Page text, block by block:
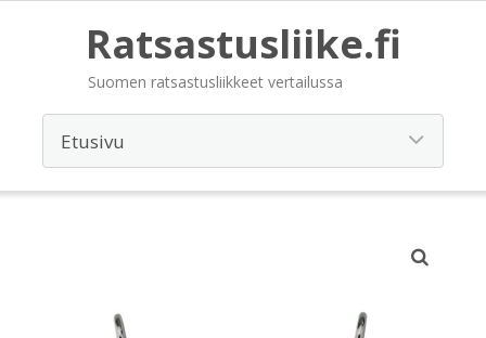
Ratsastusliike.fi
Suomen ratsastusliikkeet vertailussa